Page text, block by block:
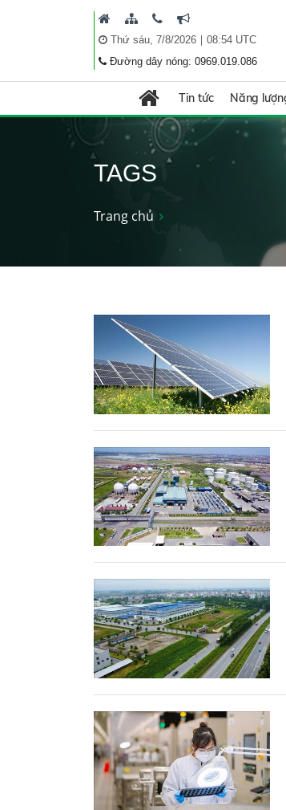
Thứ sáu, 7/8/2026| 08:54 UTC
Đường dây nóng: 0969.019.086
Tin tức Năng
TAGS
Trang chủ